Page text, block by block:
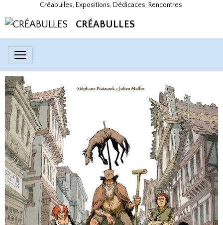
Créabulles, Expositions, Dédicaces, Rencontres.
CRÉABULLES